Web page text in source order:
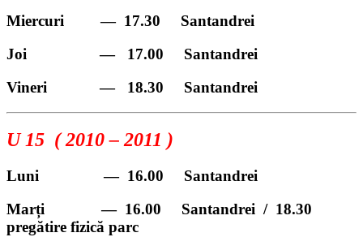
Miercuri — 17.30
Santandrei
Joi
— 17.00
Santandrei
Vineri
— 18.30 Santandrei
U 15 ( 2010 – 2011 )
Luni — 16.00
Santandrei
Marți
— 16.00
Santandrei / 18.30
pregătire fizică parc